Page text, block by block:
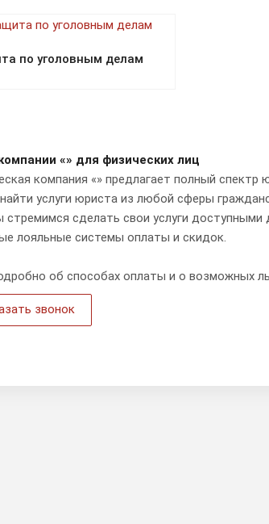
по уголовным делам
«» для физических лиц
компания «» предлагает полный спектр
услуги юриста из любой сферы
стремимся сделать свои услуги
лояльные системы оплаты и скидок.
об способах оплаты и о возможных
звонок